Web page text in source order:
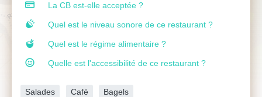
La CB est-elle acceptée ?
Quel est le niveau sonore de ce restaurant ?
Quel est le régime alimentaire ?
Quelle est l'accessibilité de ce restaurant ?
Salades Café Bagels